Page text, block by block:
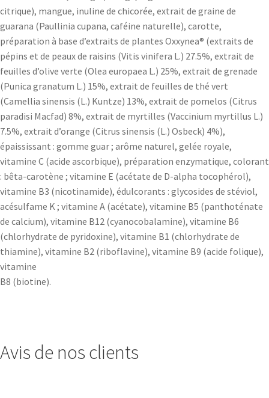
citrique), mangue, inuline de chicorée, extrait de graine de
guarana (Paullinia cupana, caféine naturelle), carotte,
préparation à base d’extraits de plantes Oxxynea® (extraits de
pépins et de peaux de raisins (Vitis vinifera L.) 27.5%, extrait de
feuilles d’olive verte (Olea europaea L.) 25%, extrait de grenade
(Punica granatum L.) 15%, extrait de feuilles de thé vert
(Camellia sinensis (L.) Kuntze) 13%, extrait de pomelos (Citrus
paradisi Macfad) 8%, extrait de myrtilles (Vaccinium myrtillus L.)
7.5%, extrait d’orange (Citrus sinensis (L.) Osbeck) 4%),
épaississant : gomme guar ; arôme naturel, gelée royale,
vitamine C (acide ascorbique), préparation enzymatique, colorant
: bêta-carotène ; vitamine E (acétate de D-alpha tocophérol),
vitamine B3 (nicotinamide), édulcorants : glycosides de stéviol,
acésulfame K ; vitamine A (acétate), vitamine B5 (panthoténate
de calcium), vitamine B12 (cyanocobalamine), vitamine B6
(chlorhydrate de pyridoxine), vitamine B1 (chlorhydrate de
thiamine), vitamine B2 (riboflavine), vitamine B9 (acide folique),
vitamine
B8 (biotine).
Avis de nos clients